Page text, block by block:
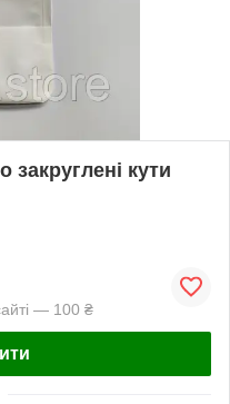
закруглені кути
— 100 ₴